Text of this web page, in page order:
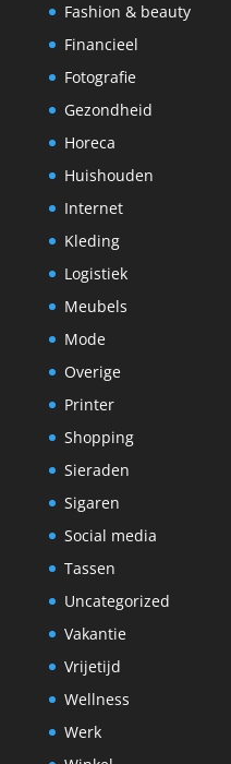
Fashion & beauty
Financieel
Fotografie
Gezondheid
Horeca
Huishouden
Internet
Kleding
Logistiek
Meubels
Mode
Overige
Printer
Shopping
Sieraden
Sigaren
Social media
Tassen
Uncategorized
Vakantie
Vrijetijd
Wellness
Werk